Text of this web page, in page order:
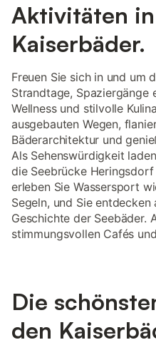
Aktivitäten
Kaiserbäder.
Freuen Sie sich in und um
Strandtage, Spaziergänge
Wellness und stilvolle
ausgebauten Wegen,
Bäderarchitektur und
Als Sehenswürdigkeit
die Seebrücke
erleben Sie Wassersport
Segeln, und Sie
Geschichte der Seebäder.
stimmungsvollen Cafés
Die
den